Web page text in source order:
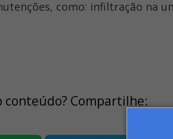
como: infiltração na
conteúdo? Compartilhe: